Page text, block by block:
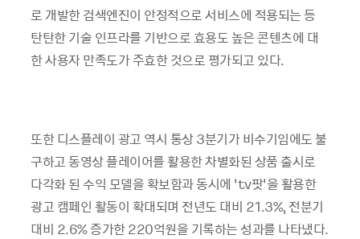
로 개발한 검색엔진이 안정적으로 서비스에 적용되는 등
탄탄한 기술 인프라를 기반으로 효용도 높은 콘텐츠에 대
한 사용자 만족도가 주효한 것으로 평가되고 있다.
또한 디스플레이 광고 역시 통상 3분기가 비수기임에도 불
구하고 동영상 플레이어를 활용한 차별화된 상품 출시로
다각화 된 수익 모델을 확보함과 동시에 ‘tv팟’을 활용한
광고 캠페인 활동이 확대되며 전년도 대비 21.3%, 전분기
대비 2.6% 증가한 220억원을 기록하는 성과를 나타냈다.